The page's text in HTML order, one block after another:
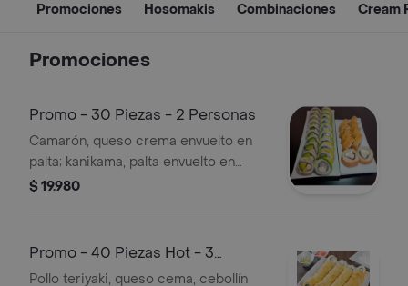
Promociones Hosomakis Combinaciones Cream
Promociones
Promo - 30 Piezas - 2 Personas
Camarón, queso crema envuelto en
palta; kanikama, palta envuelto en
sésamo y pollo, queso crema y
$ 19.980
Promo - 40 Piezas Hot - 3
Personas
Pollo teriyaki, queso cema, cebollín